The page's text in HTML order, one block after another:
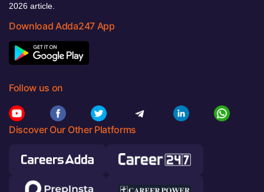
2026 article.
Download Adda247 App
Follow us on
Discover Our Other Platforms